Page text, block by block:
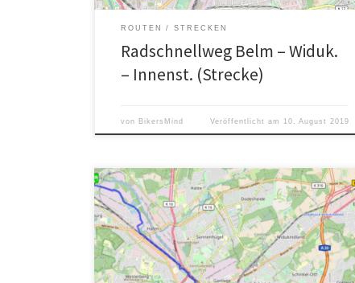
ROUTEN STRECKEN
Radschnellweg Belm – Widuk.
– Innenst. (Strecke)
von BikersMind Veröffentlicht am 10. August 2019
Der Haseuferweg ist - wie der Name schon erahnen
lässt - ein Radweg entlang der Hase zwischen den
Osnabrücker Vororten Lüstringen und Erversburg/Pye.